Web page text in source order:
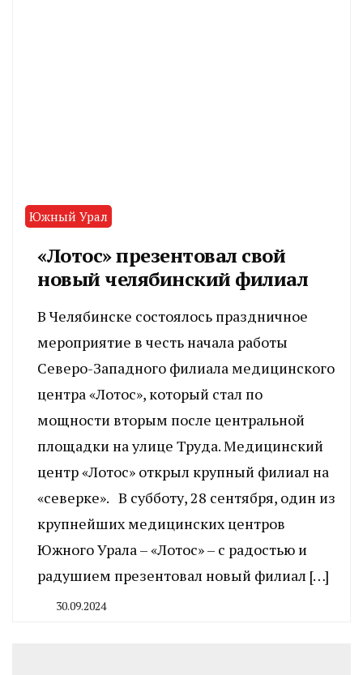
Южный Урал
«Лотос» презентовал свой
новый челябинский филиал
В Челябинске состоялось праздничное
мероприятие в честь начала работы
Северо-Западного филиала медицинского
центра «Лотос», который стал по
мощности вторым после центральной
площадки на улице Труда. Медицинский
центр «Лотос» открыл крупный филиал на
«северке». В субботу, 28 сентября, один из
крупнейших медицинских центров
Южного Урала – «Лотос» – с радостью и
радушием презентовал новый филиал […]
30.09.2024